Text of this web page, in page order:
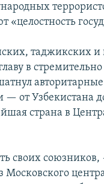
таджикских
в стремительно
авторитарные
— от Узбекистана
страна в
своих союзников,
Московского